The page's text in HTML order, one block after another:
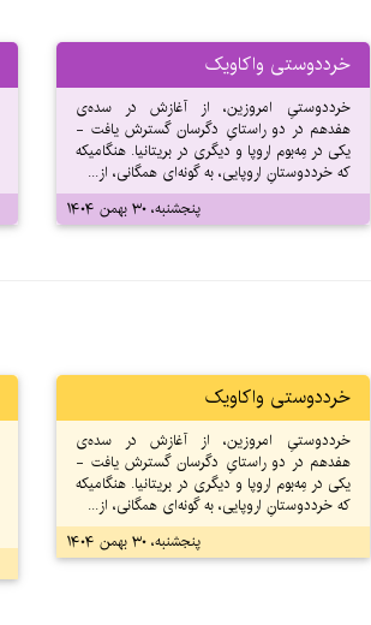
خرددوستی واکاویک
خرددوستیِ امروزین، از آغازش در سده‌ی
هفدهم در دو راستایِ دگرسان گسترش یافت -
یکی در مِه‌بوم اروپا و دیگری در بریتانیا. هنگامیکه
که خرددوستانِ اروپایی، به گونه‌ای همگانی، از...
پنجشنبه، ۳۰ بهمن ۱۴۰۴
خرددوستی واکاویک
خرددوستیِ امروزین، از آغازش در سده‌ی
هفدهم در دو راستایِ دگرسان گسترش یافت -
یکی در مِه‌بوم اروپا و دیگری در بریتانیا. هنگامیکه
که خرددوستانِ اروپایی، به گونه‌ای همگانی، از...
پنجشنبه، ۳۰ بهمن ۱۴۰۴